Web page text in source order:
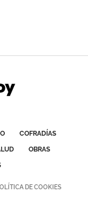
COFRADÍAS
OBRAS
DE COOKIES